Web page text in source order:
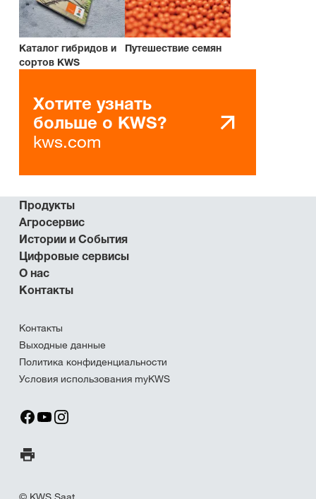
Каталог гибридов и
сортов KWS
Путешествие семян
Хотите узнать
больше о KWS?
kws.com
Продукты
Агросервис
Истории и События
Цифровые сервисы
О нас
Контакты
Контакты
Выходные данные
Политика конфиденциальности
Условия использования myKWS
Печать страницы